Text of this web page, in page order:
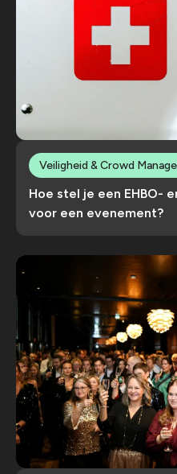
Hoe stel je een EHBO-
voor een evenement?
Veiligheid & Crowd